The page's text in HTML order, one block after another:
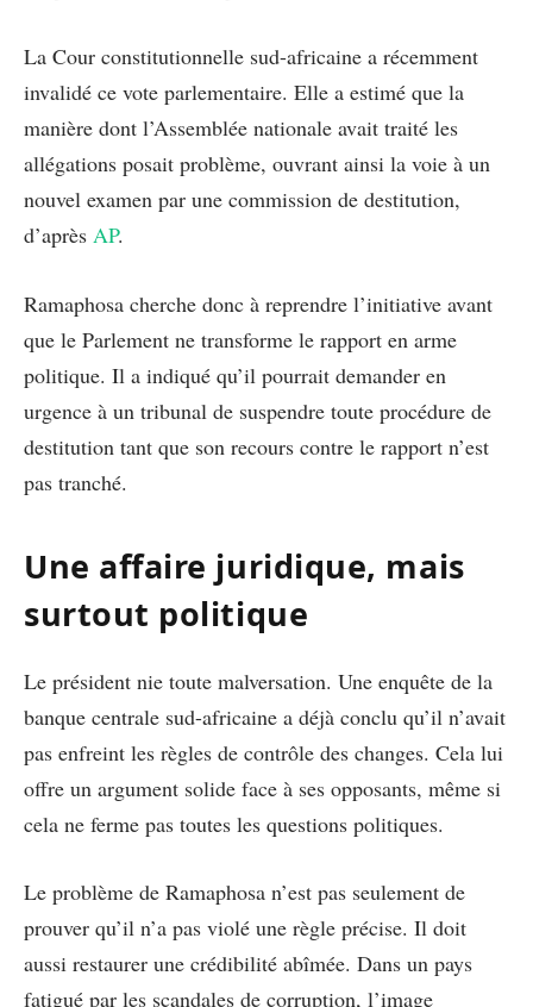
La Cour constitutionnelle sud-africaine a récemment
invalidé ce vote parlementaire. Elle a estimé que la
manière dont l’Assemblée nationale avait traité les
allégations posait problème, ouvrant ainsi la voie à un
nouvel examen par une commission de destitution,
d’après AP.
Ramaphosa cherche donc à reprendre l’initiative avant
que le Parlement ne transforme le rapport en arme
politique. Il a indiqué qu’il pourrait demander en
urgence à un tribunal de suspendre toute procédure de
destitution tant que son recours contre le rapport n’est
pas tranché.
Une affaire juridique, mais
surtout politique
Le président nie toute malversation. Une enquête de la
banque centrale sud-africaine a déjà conclu qu’il n’avait
pas enfreint les règles de contrôle des changes. Cela lui
offre un argument solide face à ses opposants, même si
cela ne ferme pas toutes les questions politiques.
Le problème de Ramaphosa n’est pas seulement de
prouver qu’il n’a pas violé une règle précise. Il doit
aussi restaurer une crédibilité abîmée. Dans un pays
fatigué par les scandales de corruption, l’image